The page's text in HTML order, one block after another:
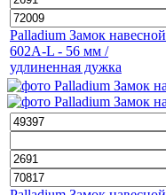
Palladium Замок навесной
602A-L - 56 мм /
удлиненная дужка